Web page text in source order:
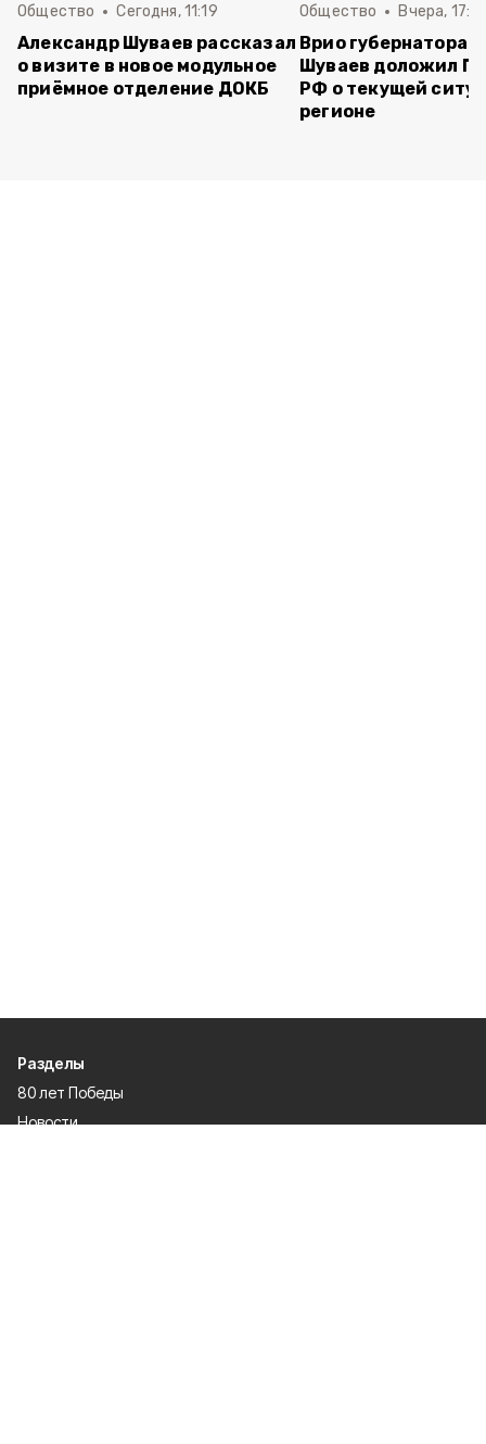
Общество Сегодня, 11:19
Александр Шуваев рассказал
о визите в новое модульное
приёмное отделение ДОКБ
Общество Вчера,
Врио губернатора
Шуваев доложил
РФ о текущей
регионе
Разделы
80 лет Победы
Новости